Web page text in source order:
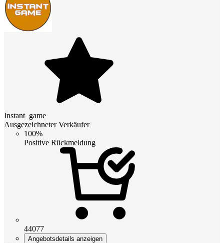
Instant_game
Ausgezeichneter Verkäufer
100%
Positive Rückmeldung
44077
Angebotsdetails anzeigen